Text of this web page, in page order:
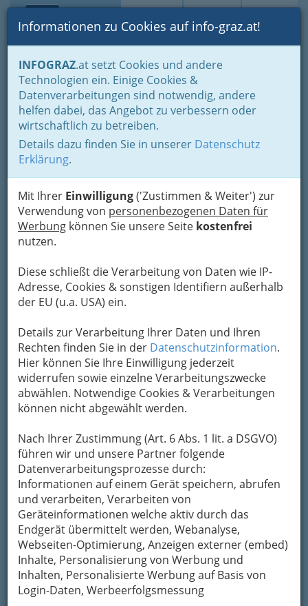
Suche Login Toggle
Informationen zu Cookies auf info-graz.at!
INFOGRAZ.at setzt Cookies und andere
Technologien ein. Einige Cookies &
Datenverarbeitungen sind notwendig, andere
helfen dabei, das Angebot zu verbessern oder
wirtschaftlich zu betreiben.
Details dazu finden Sie in unserer Datenschutz
Erklärung.
Mit Ihrer Einwilligung('Zustimmen & Weiter') zur
Verwendung von personenbezogenen Daten für
Werbung können Sie unsere Seite kostenfrei
nutzen.
Diese schließt die Verarbeitung von Daten wie IP-
Adresse, Cookies & sonstigen Identifiern außerhalb
der EU (u.a. USA) ein.
Details zur Verarbeitung Ihrer Daten und Ihren
Rechten finden Sie in der Datenschutzinformation.
Hier können Sie Ihre Einwilligung jederzeit
widerrufen sowie einzelne Verarbeitungszwecke
abwählen. Notwendige Cookies & Verarbeitungen
können nicht abgewählt werden.
Nach Ihrer Zustimmung (Art. 6 Abs. 1 lit. a DSGVO)
führen wir und unsere Partner folgende
Datenverarbeitungsprozesse durch:
Informationen auf einem Gerät speichern, abrufen
und verarbeiten, Verarbeiten von
Geräteinformationen welche aktiv durch das
Endgerät übermittelt werden, Webanalyse,
Webseiten-Optimierung, Anzeigen externer (embed)
Inhalte, Personalisierung von Werbung und
Inhalten, Personalisierte Werbung auf Basis von
Login-Daten, Werbeerfolgsmessung
Home
Fotos
Jänner bis Dezember - nach Monaten und Halbjahren gruppiert
September 2014
Veranstaltungen und Events
im September 2014 - Fotos
aus Graz und Umgebung
Ausstellungen, Clubbings,
Konzerte, Partys und
Veranstaltungen aller Art stehen
...wenn
mit Schulstart nicht nur die Grazer Innenstadt
wieder so richtig belebt wird.Fotos von
besonderen Ereignissenfinden Sie auch im
September von uns abgelichtet, die wir den
Besucherinnen und Besuchern von
INFOGRAZ.at nicht vorenthalten möchten.
Klicken Sie sich durch die Bilder, neben den
üblichen Pics von Partys und Clubbings gibt es
natürlich auch immer ein paar stimmungsvolle
Aufnahmen von Veranstaltungen, die nicht
unbedingt zu den Massenevents zählen.